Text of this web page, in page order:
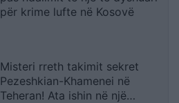
për krime lufte në Kosovë
Misteri rreth takimit sekret
Pezeshkian-Khamenei në
Teheran! Ata ishin në një